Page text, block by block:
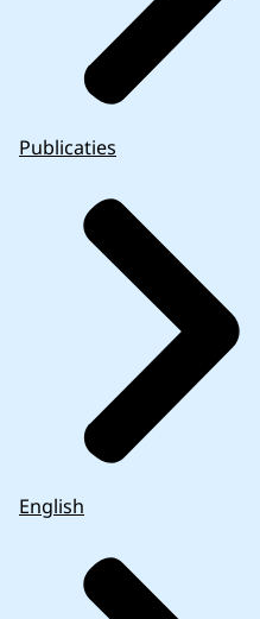
Publicaties
English